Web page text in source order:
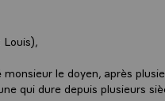
le doyen, après
qui dure depuis plusieurs